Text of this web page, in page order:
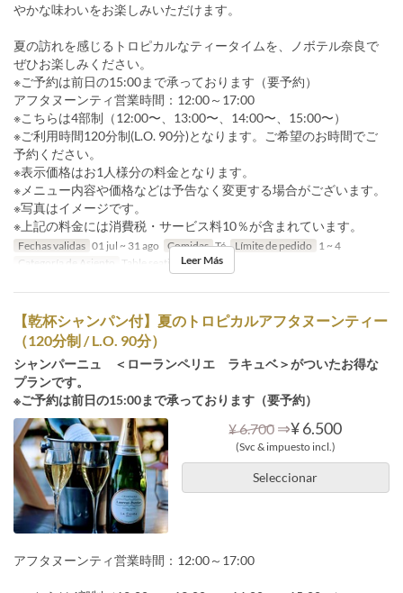
やかな味わいをお楽しみいただけます。
夏の訪れを感じるトロピカルなティータイムを、ノボテル奈良で
ぜひお楽しみください。
※ご予約は前日の15:00まで承っております（要予約）
アフタヌーンティ営業時間：12:00～17:00
※こちらは4部制（12:00〜、13:00〜、14:00〜、15:00〜）
※ご利用時間120分制(L.O. 90分)となります。ご希望のお時間でご
予約ください。
※表示価格はお1人様分の料金となります。
※メニュー内容や価格などは予告なく変更する場合がございます。
※写真はイメージです。
※上記の料金には消費税・サービス料10％が含まれています。
Fechas validas 01 jul ~ 31 ago Comidas Té Límite de pedido 1 ~ 4
Categoría de Asiento
Table seatingLeer Más
【乾杯シャンパン付】夏のトロピカルアフタヌーンティー
（120分制 / L.O. 90分）
シャンパーニュ ＜ローランペリエ ラキュベ＞がついたお得な
プランです。
※ご予約は前日の15:00まで承っております（要予約）
¥ 6.700 ⇒¥ 6.500
(Svc & impuesto incl.)
Seleccionar
アフタヌーンティ営業時間：12:00～17:00